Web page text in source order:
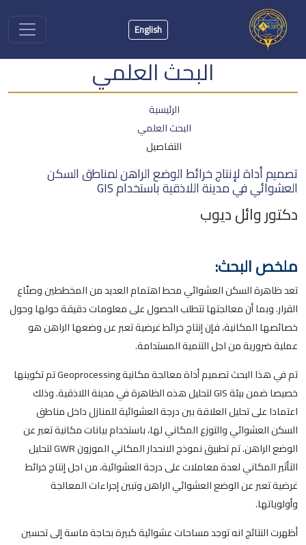
English
البحث العلمي
الرئيسية
البحث العلمي
التفاصيل
تصميم أداة لإنتاج خرائط الوضع الراهن لمناطق السكن
العشوائي في مدينة اللاذقية باستخدام GIS
دكتور وائل ديوب
ملخص البحث:
تعد ظاهرة السكن العشوائي محط اهتمام العديد من المخططين وصنّاع
القرار. وبما أن معالجتها تتطلب الحصول على معلومات دقيقة حولها وحول
خصائصها المكانية، فإن إنتاج خرائط غرضية تعبر عن وضعها الراهن هو
عملية ضرورية من اجل التنمية المستدامة.
تم في هذا البحث تصميم أداة معالجة مكانية Geoprocessing تم تكوينها
خصيصا ضمن بيئة GIS لتحليل هذه الظاهرة في مدينة اللاذقية. وذلك
اعتمادا على تحليل العلاقة بين درجة العشوائية للمنازل داخل مناطق
السكن العشوائي والتوزع المكاني لها، باستخدام بيانات مكانية تعبر عن
الوضع الراهن. تم تطبيق نموذج الانحدار المكاني الموزون GWR لتحليل
التأثير المكاني لعدة معاملات على درجة العشوائية، من اجل إنتاج خرائط
غرضية تعبر عن الوضع العشوائي الراهن وتبين إجراءات المعالجة
وأولوياتها.
أظهرت النتائج انه توجد مساحات عشوائية كبيرة بحاجة ماسة إلى تحسين